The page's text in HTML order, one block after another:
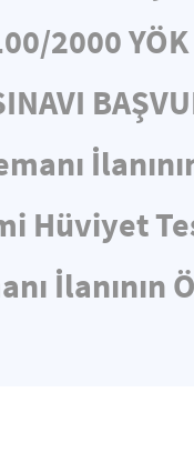
2000
Hüviyet
İlanının